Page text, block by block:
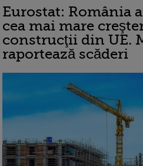
Eurostat: România
cea mai mare
construcţii din UE.
raportează scăderi